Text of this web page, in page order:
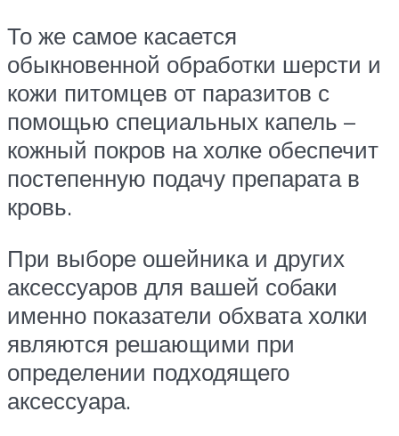
То же самое касается
обыкновенной обработки шерсти и
кожи питомцев от паразитов с
помощью специальных капель –
кожный покров на холке обеспечит
постепенную подачу препарата в
кровь.
При выборе ошейника и других
аксессуаров для вашей собаки
именно показатели обхвата холки
являются решающими при
определении подходящего
аксессуара.